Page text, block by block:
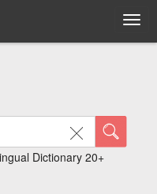
Dictionary 20+